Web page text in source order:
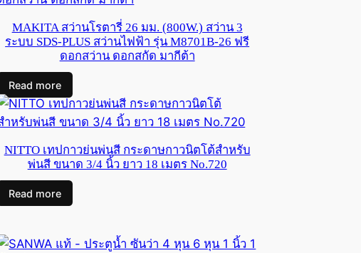
MAKITA สว่านโรตารี่ 26 มม. (800W.) สว่าน 3
ระบบ SDS-PLUS สว่านไฟฟ้า รุ่น M8701B-26 ฟรี
ดอกสว่าน ดอกสกัด มากีต้า
Read more
NITTO เทปกาวย่นพ่นสี กระดาษกาวนิตโต้สำหรับ
พ่นสี ขนาด 3/4 นิ้ว ยาว 18 เมตร No.720
Read more